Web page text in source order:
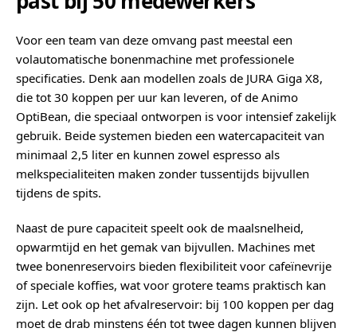
Voor een team van deze omvang past meestal een
volautomatische bonenmachine met professionele
specificaties. Denk aan modellen zoals de JURA Giga X8,
die tot 30 koppen per uur kan leveren, of de Animo
OptiBean, die speciaal ontworpen is voor intensief zakelijk
gebruik. Beide systemen bieden een watercapaciteit van
minimaal 2,5 liter en kunnen zowel espresso als
melkspecialiteiten maken zonder tussentijds bijvullen
tijdens de spits.
Naast de pure capaciteit speelt ook de maalsnelheid,
opwarmtijd en het gemak van bijvullen. Machines met
twee bonenreservoirs bieden flexibiliteit voor cafeïnevrije
of speciale koffies, wat voor grotere teams praktisch kan
zijn. Let ook op het afvalreservoir: bij 100 koppen per dag
moet de drab minstens één tot twee dagen kunnen blijven